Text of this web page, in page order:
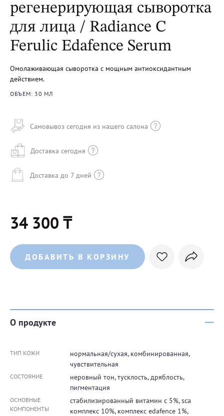
регенерирующая сыворотка
для лица / Radiance C
Ferulic Edafence Serum
Омолаживающая сыворотка с мощным антиоксидантным
действием.
ОБЪЕМ: 30 МЛ
Самовывоз сегодня из нашего салона
Доставка сегодня
Доставка до 7 дней
34 300 ₸
ДОБАВИТЬ В КОРЗИНУ
О продукте
ТИП КОЖИ
нормальная/сухая, комбинированная,
чувствительная
СОСТОЯНИЕ
неровный тон, тусклость, дряблость,
пигментация
ОСНОВНЫЕ
КОМПОНЕНТЫ
стабилизированный витамин с 5%, sca
комплекс 10%, комплекс edafence 1%,